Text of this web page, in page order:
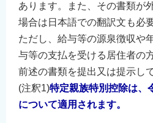
あります。また、その書類が
場合は日本語での翻訳文も必
ただし、給与等の源泉徴収や
与等の支払を受ける居住者の
前述の書類を提出又は提示し
(注釈1)特定親族特別控除は、
について適用されます。